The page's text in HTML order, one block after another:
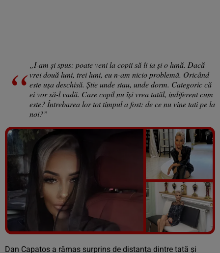
„I-am și spus: poate veni la copii să îi ia și o lună. Dacă
vrei două luni, trei luni, eu n-am nicio problemă. Oricând
este ușa deschisă. Știe unde stau, unde dorm. Categoric că
ei vor să-l vadă. Care copil nu își vrea tatăl, indiferent cum
este? Întrebarea lor tot timpul a fost: de ce nu vine tati pe la
noi?”
Vezi galeria foto
5 poze
Dan Capatos a rămas surprins de distanța dintre tată și